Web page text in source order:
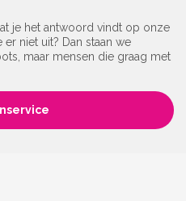
je het antwoord vindt op onze
niet uit? Dan staan we
maar mensen die graag met